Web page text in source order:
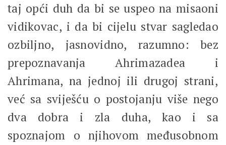
taj opći duh da bi se uspeo na misaoni
vidikovac, i da bi cijelu stvar sagledao
ozbiljno, jasnovidno, razumno: bez
prepoznavanja Ahrimazadea i
Ahrimana, na jednoj ili drugoj strani,
već sa sviješću o postojanju više nego
dva dobra i zla duha, kao i sa
spoznajom o njihovom međusobnom